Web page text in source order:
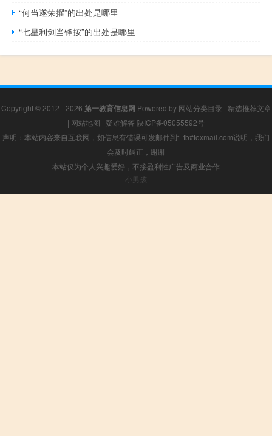
“何当遂荣擢”的出处是哪里
“七星利剑当锋按”的出处是哪里
Copyright © 2012 - 2026 第一教育信息网 Powered by 网站分类目录 | 精选推荐文章
| 网站地图 | 疑难解答 陕ICP备05055592号
声明：本站内容来自互联网，如信息有错误可发邮件到f_fb#foxmail.com说明，我们
会及时纠正，谢谢
本站仅为个人兴趣爱好，不接盈利性广告及商业合作
小男孩